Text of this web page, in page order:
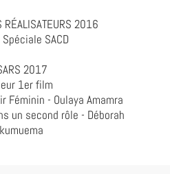
RÉALISATEURS 2016
SACD
2017
1er film
Féminin - Oulaya Amamra
un second rôle - Déborah